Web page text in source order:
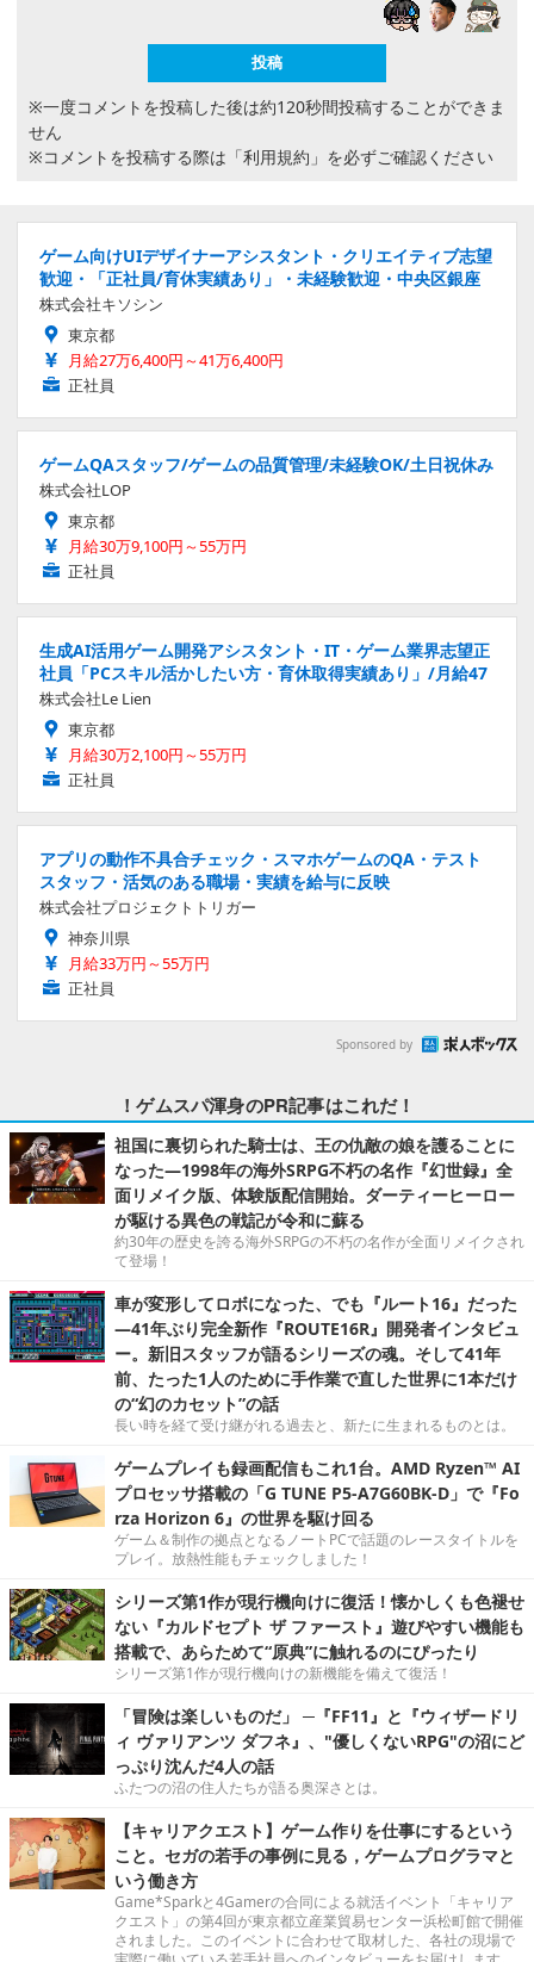
※一度コメントを投稿した後は約120秒間投稿することができま
せん
※コメントを投稿する際は 「利用規約」 を必ずご確認ください
ゲーム向けUIデザイナーアシスタント・クリエイティブ志望
歓迎・「正社員/育休実績あり」・未経験歓迎・中央区銀座
株式会社キソシン
東京都
月給27万6,400円～41万6,400円
正社員
ゲームQAスタッフ/ゲームの品質管理/未経験OK/土日祝休み
株式会社LOP
東京都
月給30万9,100円～55万円
正社員
生成AI活用ゲーム開発アシスタント・IT・ゲーム業界志望正
社員「PCスキル活かしたい方・育休取得実績あり」/月給47
株式会社Le Lien
東京都
月給30万2,100円～55万円
正社員
アプリの動作不具合チェック・スマホゲームのQA・テスト
スタッフ・活気のある職場・実績を給与に反映
株式会社プロジェクトトリガー
神奈川県
月給33万円～55万円
正社員
Sponsored by
！ゲムスパ渾身のPR記事はこれだ！
祖国に裏切られた騎士は、王の仇敵の娘を護ることに
なった―1998年の海外SRPG不朽の名作『幻世録』全
面リメイク版、体験版配信開始。ダーティーヒーロー
が駆ける異色の戦記が令和に蘇る
約30年の歴史を誇る海外SRPGの不朽の名作が全面リメイクされ
て登場！
車が変形してロボになった、でも『ルート16』だった
―41年ぶり完全新作『ROUTE16R』開発者インタビュ
ー。新旧スタッフが語るシリーズの魂。そして41年
前、たった1人のために手作業で直した世界に1本だけ
の“幻のカセット”の話
長い時を経て受け継がれる過去と、新たに生まれるものとは。
ゲームプレイも録画配信もこれ1台。AMD Ryzen™ AI
プロセッサ搭載の「G TUNE P5-A7G60BK-D」で『Fo
rza Horizon 6』の世界を駆け回る
ゲーム＆制作の拠点となるノートPCで話題のレースタイトルを
プレイ。放熱性能もチェックしました！
シリーズ第1作が現行機向けに復活！懐かしくも色褪せ
ない『カルドセプト ザ ファースト』遊びやすい機能も
搭載で、あらためて“原典”に触れるのにぴったり
シリーズ第1作が現行機向けの新機能を備えて復活！
「冒険は楽しいものだ」 ─『FF11』と『ウィザードリ
ィ ヴァリアンツ ダフネ』、"優しくないRPG"の沼にど
っぷり沈んだ4人の話
ふたつの沼の住人たちが語る奥深さとは。
【キャリアクエスト】ゲーム作りを仕事にするという
こと。セガの若手の事例に見る，ゲームプログラマと
いう働き方
Game*Sparkと4Gamerの合同による就活イベント「キャリア
クエスト」の第4回が東京都立産業貿易センター浜松町館で開催
されました。このイベントに合わせて取材した、各社の現場で